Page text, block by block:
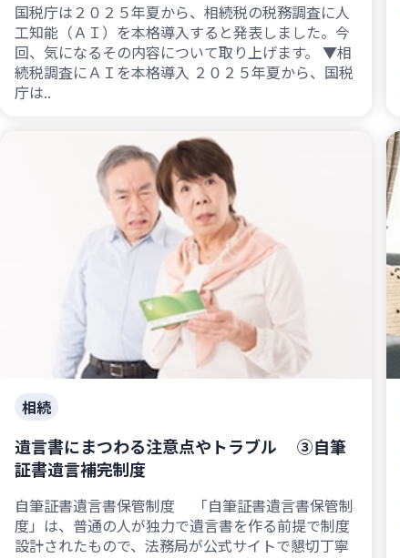
国税庁は２０２５年夏から、相続税の税務調査に人
工知能（ＡＩ）を本格導入すると発表しました。今
回、気になるその内容について取り上げます。 ▼相
続税調査にＡＩを本格導入 ２０２５年夏から、国税
庁は..
相続
遺言書にまつわる注意点やトラブル ③自筆
証書遺言補完制度
自筆証書遺言書保管制度 「自筆証書遺言書保管制
度」は、普通の人が独力で遺言書を作る前提で制度
設計されたもので、法務局が公式サイトで懇切丁寧